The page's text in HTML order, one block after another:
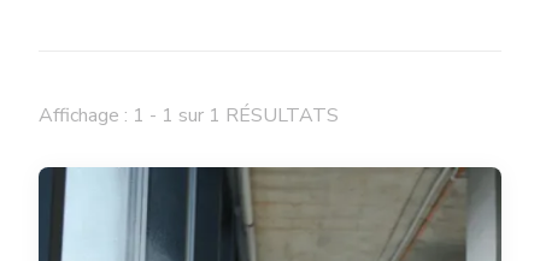
Affichage : 1 - 1 sur 1 RÉSULTATS